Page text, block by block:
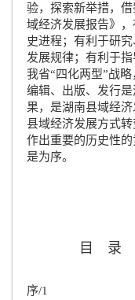
验，探索新举措，
域经济发展报告》
史进程；有利于研
发展规律；有利于
我省“四化两型”战
编辑、出版、发行
果，是湖南县域经
县域经济发展方式
作出重要的历史性的
是为序。
2010年
目 录
序/1